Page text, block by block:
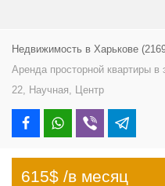
Недвижимость в Харькове
Аренда просторной квартиры
22, Научная, Центр
615$ /в месяц